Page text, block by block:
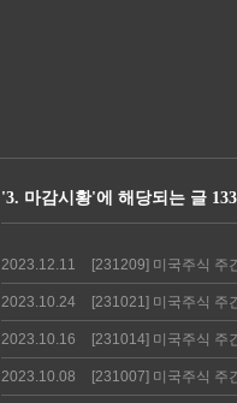
'3. 마감시황'에 해당되는 글
2023.12.11 [231209] 미국주식 주
2023.10.24 [231021] 미국주식 주
2023.10.16 [231014] 미국주식 주
2023.10.08 [231007] 미국주식 주